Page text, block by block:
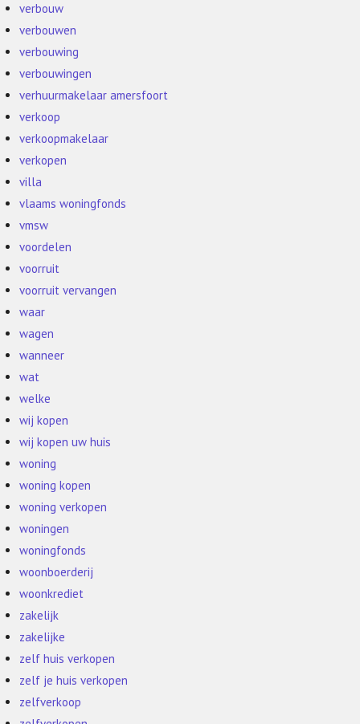
verbouw
verbouwen
verbouwing
verbouwingen
verhuurmakelaar amersfoort
verkoop
verkoopmakelaar
verkopen
villa
vlaams woningfonds
vmsw
voordelen
voorruit
voorruit vervangen
waar
wagen
wanneer
wat
welke
wij kopen
wij kopen uw huis
woning
woning kopen
woning verkopen
woningen
woningfonds
woonboerderij
woonkrediet
zakelijk
zakelijke
zelf huis verkopen
zelf je huis verkopen
zelfverkoop